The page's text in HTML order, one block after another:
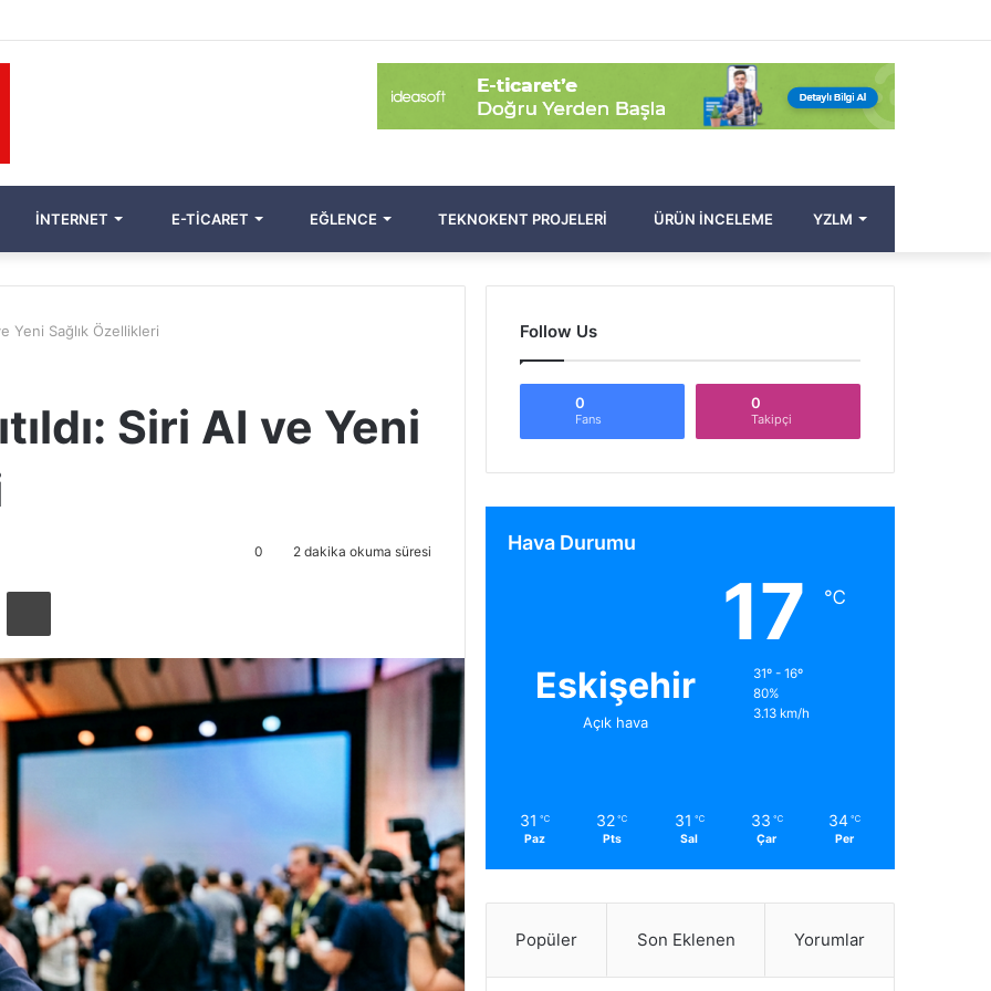
yap
...
Bölmesi
Makale
Ol
İNTERNET E-TICARET EĞLENCE TEKNOKENT PROJELERI ÜRÜN İNCELEME YZLM
Yeni Sağlık Özellikleri
Siri AI ve Yeni
0 2 dakika okuma süresi
Follow Us
0
Fans
0
Takipçi
Hava Durumu
Eskişehir
Açık hava
17 ℃
31º - 16º
80%
3.13 km/h
31 ℃
Paz
32 ℃
Pts
31 ℃
Sal
33 ℃
Çar
34 ℃
Per
Popüler Son Eklenen Yorumlar